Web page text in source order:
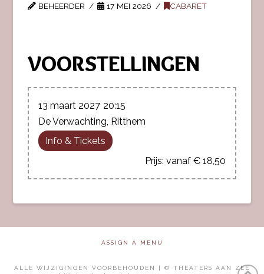
BEHEERDER 17 MEI 2026 CABARET
VOORSTELLINGEN
13 maart 2027 20:15
De Verwachting, Ritthem
Info & Tickets
vanaf € 18,50
ASSIGN A MENU
ALLE WIJZIGINGEN VOORBEHOUDEN | © THEATERS AAN ZEE